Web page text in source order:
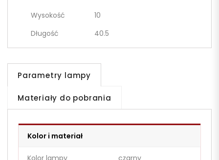
Wysokość
10
Długość
40.5
Parametry lampy
Materiały do pobrania
Kolor i materiał